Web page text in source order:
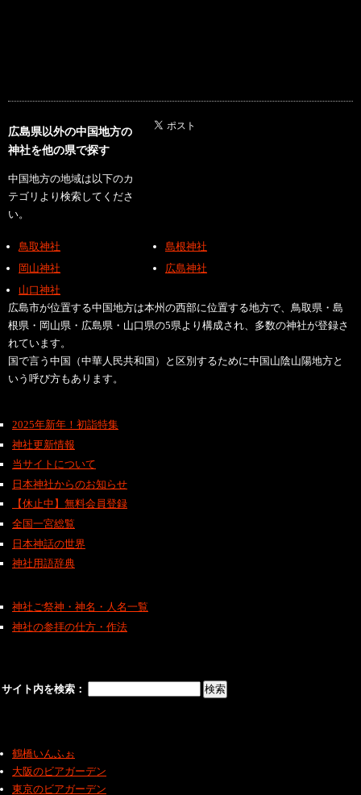
広島県以外の中国地方の
神社を他の県で探す
中国地方の地域は以下のカ
テゴリより検索してくださ
い。
鳥取神社
島根神社
岡山神社
広島神社
山口神社
広島市が位置する中国地方は本州の西部に位置する地方で、鳥取県・島
根県・岡山県・広島県・山口県の5県より構成され、多数の神社が登録さ
れています。
国で言う中国（中華人民共和国）と区別するために中国山陰山陽地方と
いう呼び方もあります。
2025年新年！初詣特集
神社更新情報
当サイトについて
日本神社からのお知らせ
【休止中】無料会員登録
全国一宮総覧
日本神話の世界
神社用語辞典
神社ご祭神・神名・人名一覧
神社の参拝の仕方・作法
サイト内を検索：
鶴橋いんふぉ
大阪のビアガーデン
東京のビアガーデン